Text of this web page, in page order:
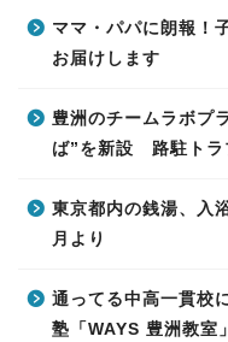
ママ・パパに朗報！
お届けします
豊洲のチームラボプ
ば”を新設 路駐トラ
東京都内の銭湯、入
月より
通ってる中高一貫校
塾「WAYS 豊洲教室